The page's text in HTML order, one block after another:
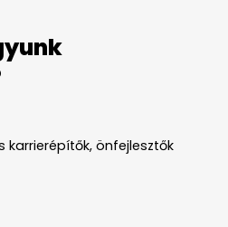
karrierépítők, önfejlesztők